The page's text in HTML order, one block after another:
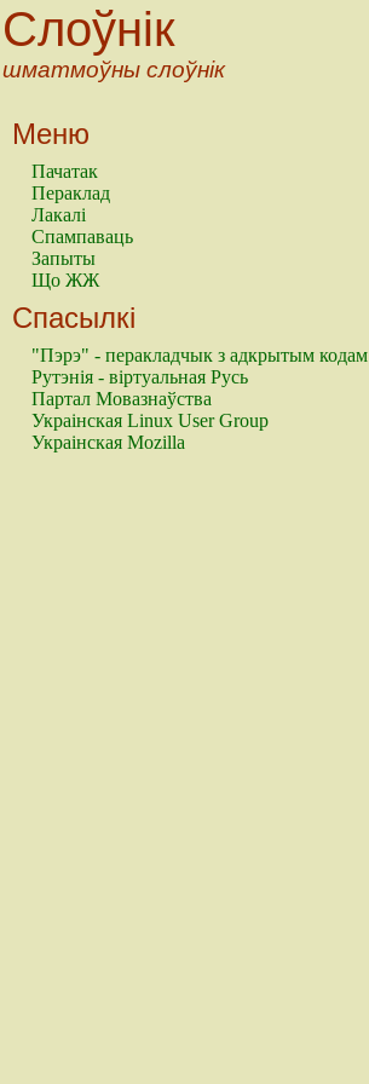
Слоўнік
шматмоўны слоўнік
Меню
Пачатак
Пераклад
Лакалі
Спампаваць
Запыты
Що ЖЖ
Спасылкі
"Пэрэ" - перакладчык з адкрытым кодам
Рутэнія - віртуальная Русь
Партал Мовазнаўства
Украінская Linux User Group
Украінская Mozilla